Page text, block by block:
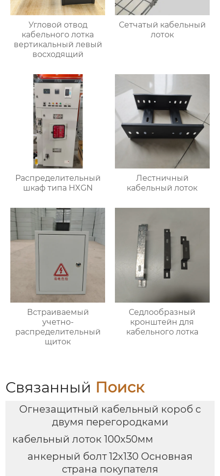
Угловой отвод
кабельного лотка
вертикальный левый
восходящий
Сетчатый кабельный
лоток
Распределительный
шкаф типа HXGN
Лестничный
кабельный лоток
Встраиваемый
учетно-
распределительный
щиток
Седлообразный
кронштейн для
кабельного лотка
Связанный Поиск
Огнезащитный кабельный короб с
двумя перегородками
кабельный лоток 100х50мм
анкерный болт 12х130 Основная
страна покупателя